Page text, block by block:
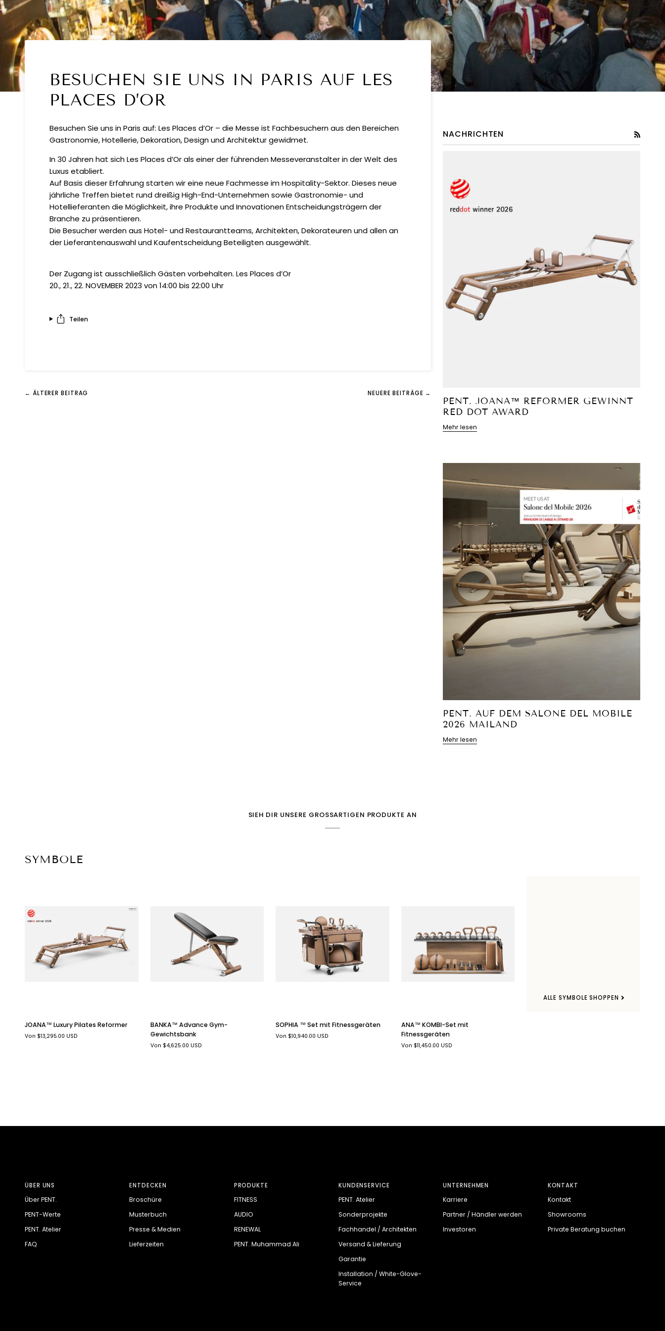
BESUCHEN SIE UNS IN PARIS AUF LES
PLACES D’OR
Besuchen Sie uns in Paris auf: Les Places d’Or – die Messe ist Fachbesuchern aus den Bereichen
Gastronomie, Hotellerie, Dekoration, Design und Architektur gewidmet.
In 30 Jahren hat sich Les Places d’Or als einer der führenden Messeveranstalter in der Welt des
Luxus etabliert.
Auf Basis dieser Erfahrung starten wir eine neue Fachmesse im Hospitality-Sektor. Dieses neue
jährliche Treffen bietet rund dreißig High-End-Unternehmen sowie Gastronomie- und
Hotellieferanten die Möglichkeit, ihre Produkte und Innovationen Entscheidungsträgern der
Branche zu präsentieren.
Die Besucher werden aus Hotel- und Restaurantteams, Architekten, Dekorateuren und allen an
der Lieferantenauswahl und Kaufentscheidung Beteiligten ausgewählt.
Der Zugang ist ausschließlich Gästen vorbehalten. Les Places d’Or
20., 21., 22. NOVEMBER 2023 von 14:00 bis 22:00 Uhr
Teilen
← ÄLTERER BEITRAG NEUERE BEITRÄGE →
NACHRICHTEN RSS
PENT. JOANA™ REFORMER GEWINNT
RED DOT AWARD
Mehr lesen
PENT. AUF DEM SALONE DEL MOBILE
2026 MAILAND
Mehr lesen
SIEH DIR UNSERE GROSSARTIGEN PRODUKTE AN
SYMBOLE
Luxury
Pilates
JOANA™ Luxury Pilates Reformer
Von $13,295.00 USD
Advance
Gym-
Gewichtsbank
BANKA™ Advance Gym-
Gewichtsbank
Von $4,625.00 USD
™
Set
SOPHIA ™ Set mit Fitnessgeräten
Von $10,940.00 USD
KOMBI-
Set
mit
ANA™ KOMBI-Set mit
Fitnessgeräten
Von $11,450.00 USD
ALLE SYMBOLE SHOPPEN
ÜBER UNS
Über PENT.
PENT-Werte
PENT. Atelier
FAQ
ENTDECKEN
Broschüre
Musterbuch
Presse & Medien
Lieferzeiten
PRODUKTE
FITNESS
AUDIO
RENEWAL
PENT. Muhammad Ali
KUNDENSERVICE
PENT. Atelier
Sonderprojekte
Fachhandel / Architekten
Versand & Lieferung
Garantie
Installation / White-Glove-
Service
UNTERNEHMEN
Karriere
Partner / Händler werden
Investoren
KONTAKT
Kontakt
Showrooms
Private Beratung buchen